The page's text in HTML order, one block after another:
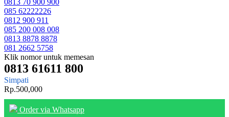
085 62222226
0812 900 911
085 200 008 008
0813 8878 8878
081 2662 5758
Klik nomor untuk memesan
0813 61611 800
Simpati
Rp.500,000
Order via Whatsapp